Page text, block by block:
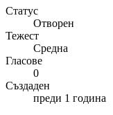
Статус
Отворен
Тежест
Средна
Гласове
0
Създаден
преди 1 година